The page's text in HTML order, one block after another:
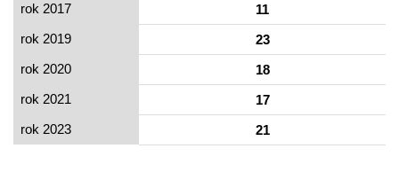
rok 2017
11
rok 2019
23
rok 2020
18
rok 2021
17
rok 2023
21